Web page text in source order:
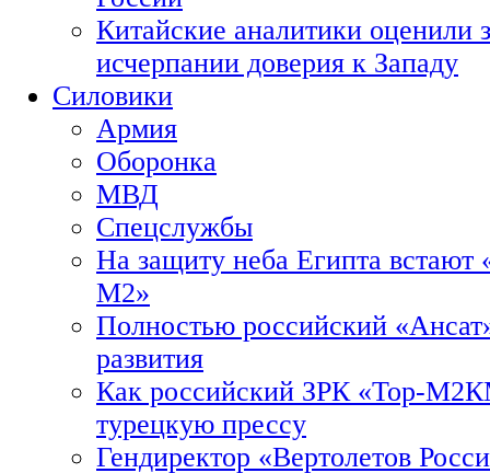
Китайские аналитики оценили
исчерпании доверия к Западу
Силовики
Армия
Оборонка
МВД
Спецслужбы
На защиту неба Египта встают
М2»
Полностью российский
развития
Как российский ЗРК «Тор-
турецкую прессу
Гендиректор «Вертолетов